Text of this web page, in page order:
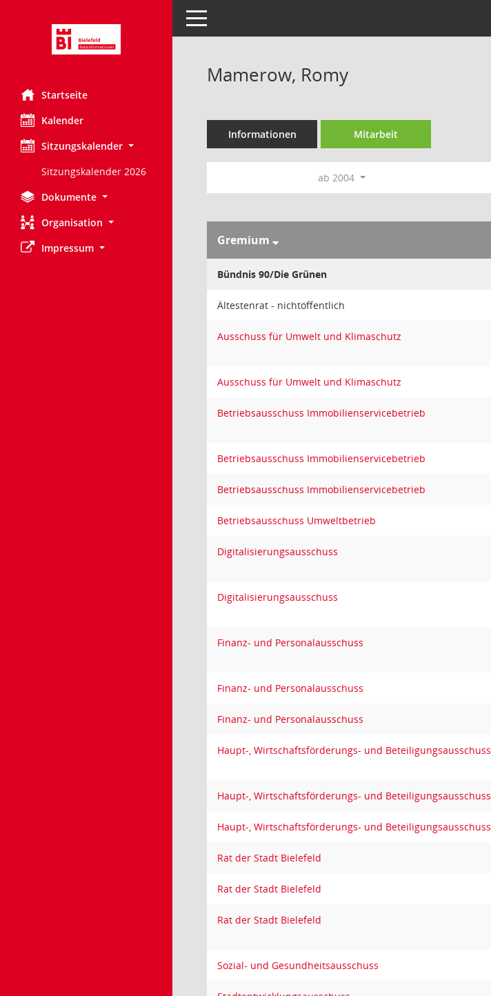
Startseite
Kalender
Sitzungskalender
Sitzungskalender 2026
Dokumente
Organisation
Impressum
Toggle navigation
Mamerow, Romy
Informationen Mitarbeit
ab 2004
Gremium
Bündnis 90/Die Grünen
Ältestenrat - nichtöffentlich
Ausschuss für Umwelt und Klimaschutz
Ausschuss für Umwelt und Klimaschutz
Betriebsausschuss Immobilienservicebetrieb
Betriebsausschuss Immobilienservicebetrieb
Betriebsausschuss Immobilienservicebetrieb
Betriebsausschuss Umweltbetrieb
Digitalisierungsausschuss
Digitalisierungsausschuss
Finanz- und Personalausschuss
Finanz- und Personalausschuss
Finanz- und Personalausschuss
Haupt-, Wirtschaftsförderungs- und Beteiligungsausschuss
Haupt-, Wirtschaftsförderungs- und Beteiligungsausschuss
Haupt-, Wirtschaftsförderungs- und Beteiligungsausschuss
Rat der Stadt Bielefeld
Rat der Stadt Bielefeld
Rat der Stadt Bielefeld
Sozial- und Gesundheitsausschuss